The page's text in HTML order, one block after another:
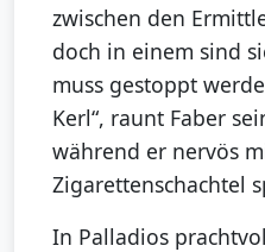
zwischen den
doch in einem sind
muss gestoppt
Kerl“, raunt Faber
während er nervös
Zigarettenschachtel
In Palladios